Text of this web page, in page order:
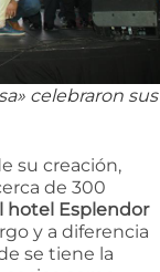
celebraron sus
su creación,
de 300
hotel Esplendor
y a diferencia
se tiene la